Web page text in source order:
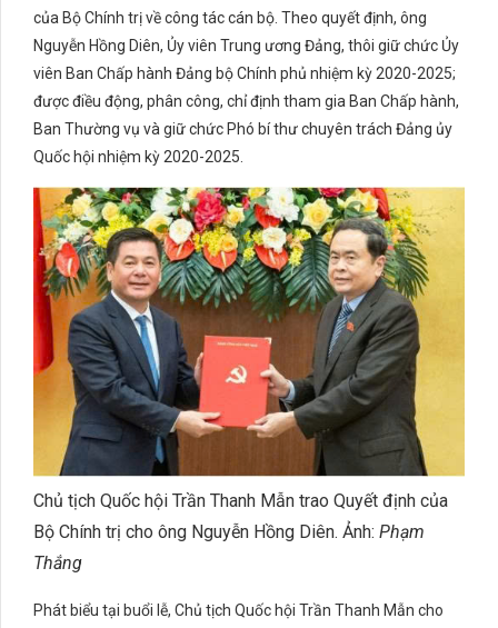
của Bộ Chính trị về công tác cán bộ. Theo quyết định, ông
Nguyễn Hồng Diên, Ủy viên Trung ương Đảng, thôi giữ chức Ủy
viên Ban Chấp hành Đảng bộ Chính phủ nhiệm kỳ 2020-2025;
được điều động, phân công, chỉ định tham gia Ban Chấp hành,
Ban Thường vụ và giữ chức Phó bí thư chuyên trách Đảng ủy
Quốc hội nhiệm kỳ 2020-2025.
Chủ tịch Quốc hội Trần Thanh Mẫn trao Quyết định của
Bộ Chính trị cho ông Nguyễn Hồng Diên. Ảnh: Phạm
Thắng
Phát biểu tại buổi lễ, Chủ tịch Quốc hội Trần Thanh Mẫn cho